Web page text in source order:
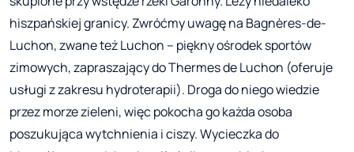
hiszpańskiej granicy. Zwróćmy uwagę na Bagnères-de-
Luchon, zwane też Luchon – piękny ośrodek sportów
zimowych, zapraszający do Thermes de Luchon (oferuje
usługi z zakresu hydroterapii). Droga do niego wiedzie
przez morze zieleni, więc pokocha go każda osoba
poszukująca wytchnienia i ciszy. Wycieczka do